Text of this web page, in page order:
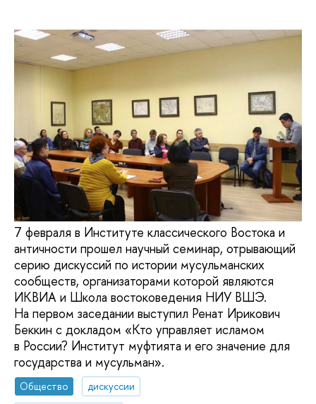
7 февраля в Институте классического Востока и
античности прошел научный семинар, отрывающий
серию дискуссий по истории мусульманских
сообществ, организаторами которой являются
ИКВИА и Школа востоковедения НИУ ВШЭ.
На первом заседании выступил Ренат Ирикович
Беккин с докладом «Кто управляет исламом
в России? Институт муфтията и его значение для
государства и мусульман».
Общество
дискуссии